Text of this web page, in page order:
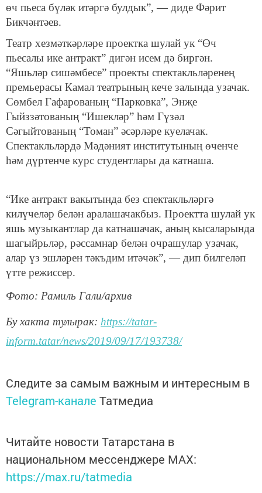
өч пьеса бүләк итәргә булдык”, — диде Фәрит
Бикчәнтәев.
Театр хезмәткәрләре проектка шулай ук “Өч
пьесалы ике антракт” дигән исем дә биргән.
“Яшьләр сишәмбесе” проекты спектакльләренең
премьерасы Камал театрының кече залында узачак.
Сөмбел Гафарованың “Парковка”, Энҗе
Гыйззәтованың “Ишекләр” һәм Гүзәл
Сәгыйтованың “Томан” әсәрләре куелачак.
Спектакльләрдә Мәдәният институтының өченче
һәм дүртенче курс студентлары да катнаша.
“Ике антракт вакытында без спектакльләргә
килүчеләр белән аралашачакбыз. Проектта шулай ук
яшь музыкантлар да катнашачак, аның кысаларында
шагыйрьләр, рәссамнар белән очрашулар узачак,
алар үз эшләрен тәкъдим итәчәк”, — дип билгеләп
үтте режиссер.
Фото: Рамиль Гали/архив
Бу хакта тулырак: https://tatar-
inform.tatar/news/2019/09/17/193738/
Следите за самым важным и интересным в
Telegram-канале Татмедиа
Читайте новости Татарстана в
национальном мессенджере MАХ:
https://max.ru/tatmedia